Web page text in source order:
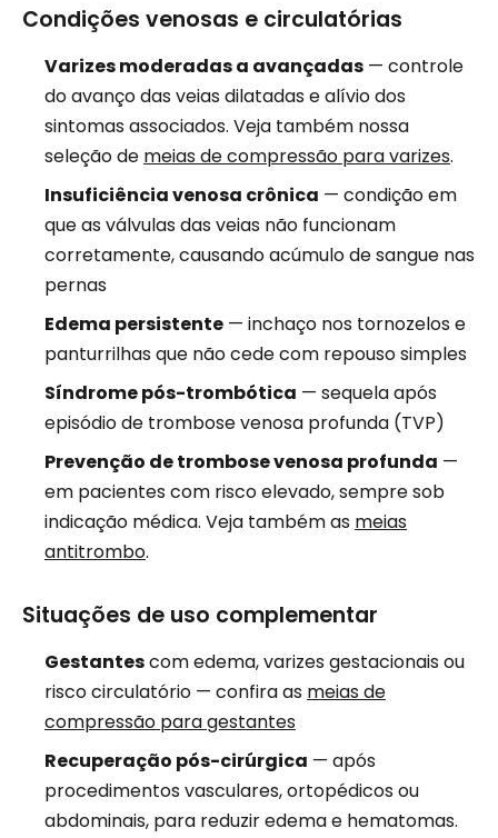
Condições venosas e circulatórias
Varizes moderadas a avançadas — controle
do avanço das veias dilatadas e alívio dos
sintomas associados. Veja também nossa
seleção de meias de compressão para varizes.
Insuficiência venosa crônica — condição em
que as válvulas das veias não funcionam
corretamente, causando acúmulo de sangue nas
pernas
Edema persistente — inchaço nos tornozelos e
panturrilhas que não cede com repouso simples
Síndrome pós-trombótica — sequela após
episódio de trombose venosa profunda (TVP)
Prevenção de trombose venosa profunda —
em pacientes com risco elevado, sempre sob
indicação médica. Veja também as meias
antitrombo.
Situações de uso complementar
Gestantescom edema, varizes gestacionais ou
risco circulatório — confira as meias de
compressão para gestantes
Recuperação pós-cirúrgica — após
procedimentos vasculares, ortopédicos ou
abdominais, para reduzir edema e hematomas.